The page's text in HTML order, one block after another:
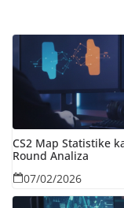
CS2 Map Statistike
Round Analiza
07/02/2026